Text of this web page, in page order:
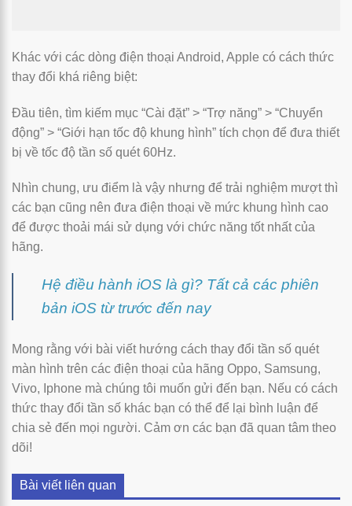
Khác với các dòng điện thoại Android, Apple có cách thức
thay đổi khá riêng biệt:
Đầu tiên, tìm kiếm mục “Cài đặt” > “Trợ năng” > “Chuyển
động” > “Giới hạn tốc độ khung hình” tích chọn để đưa thiết
bị về tốc độ tần số quét 60Hz.
Nhìn chung, ưu điểm là vậy nhưng để trải nghiệm mượt thì
các bạn cũng nên đưa điện thoại về mức khung hình cao
để được thoải mái sử dụng với chức năng tốt nhất của
hãng.
Hệ điều hành iOS là gì? Tất cả các phiên
bản iOS từ trước đến nay
Mong rằng với bài viết hướng cách thay đổi tần số quét
màn hình trên các điện thoại của hãng Oppo, Samsung,
Vivo, Iphone mà chúng tôi muốn gửi đến bạn. Nếu có cách
thức thay đổi tần số khác bạn có thể để lại bình luận để
chia sẻ đến mọi người. Cảm ơn các bạn đã quan tâm theo
dõi!
Bài viết liên quan